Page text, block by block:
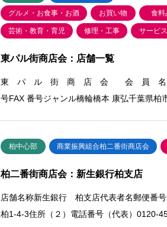
グルメ・お食事・お酒 お買い物 食料
芸術・教育・育児 修理・工事 サービス
東パル街商店会：店舗一覧
東 パ ル 街 商 店 会 会 員 名 簿店
号FAX 番号ジャンル橋輪橋本 康弘千葉県柏
柏中心部 商業振興組合柏二番街商店会
柏二番街商店会：新生銀行柏支店
店舗名称新生銀行 柏支店代表者名郵便番
柏1-4-3住所（２）電話番号（代表）0120-